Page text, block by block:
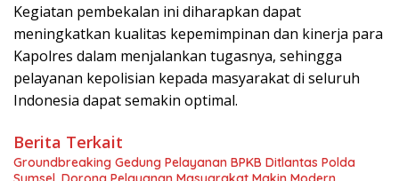
Kegiatan pembekalan ini diharapkan dapat
meningkatkan kualitas kepemimpinan dan kinerja para
Kapolres dalam menjalankan tugasnya, sehingga
pelayanan kepolisian kepada masyarakat di seluruh
Indonesia dapat semakin optimal.
Berita Terkait
Groundbreaking Gedung Pelayanan BPKB Ditlantas Polda